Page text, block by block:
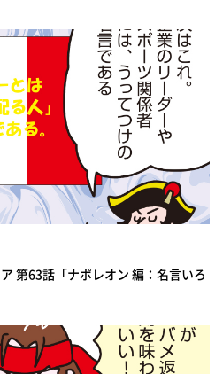
第63話「ナポレオン 編：名言いろ